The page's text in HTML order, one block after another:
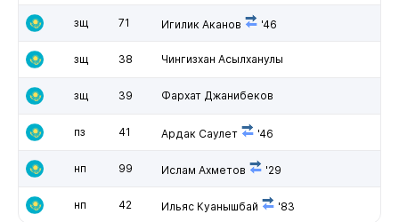
зщ 71 Игилик Аканов '46
зщ 38 Чингизхан Асылханулы
зщ 39 Фархат Джанибеков
пз 41 Ардак Саулет '46
нп 99 Ислам Ахметов '29
нп 42 Ильяс Куанышбай '83